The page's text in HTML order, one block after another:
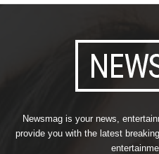
Newsmag is your news,
provide you with the latest